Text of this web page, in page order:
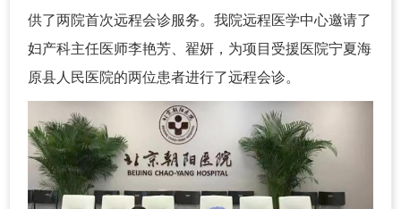
供了两院首次远程会诊服务。我院远程医学中心邀请了
妇产科主任医师李艳芳、翟妍，为项目受援医院宁夏海
原县人民医院的两位患者进行了远程会诊。